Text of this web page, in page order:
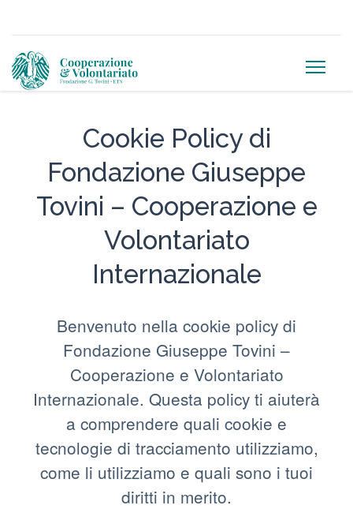
Cookie Policy di
Fondazione Giuseppe
Tovini – Cooperazione e
Volontariato
Internazionale
Benvenuto nella cookie policy di
Fondazione Giuseppe Tovini –
Cooperazione e Volontariato
Internazionale. Questa policy ti aiuterà
a comprendere quali cookie e
tecnologie di tracciamento utilizziamo,
come li utilizziamo e quali sono i tuoi
diritti in merito.